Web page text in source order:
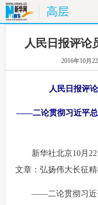
高层
首页 时政
体育
思客
港澳 台湾
图片 视频
旅游 健康
人民日报评论
2016年10月
人民日报评
——二论贯彻习近平总
新华社北京10月22
文章：弘扬伟大长征精
——二论贯彻习近平